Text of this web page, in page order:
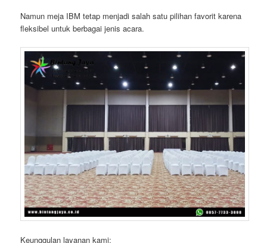
Namun meja IBM tetap menjadi salah satu pilihan favorit karena
fleksibel untuk berbagai jenis acara.
Keunggulan layanan kami: